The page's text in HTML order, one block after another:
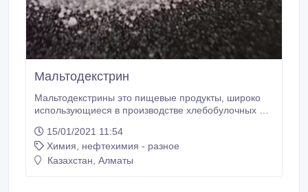
Мальтодекстрин
Мальтодекстрины это пищевые продукты, широко
использующиеся в производстве хлебобулочных и
соусов, продуктов быстрого приготовления, в
производстве напитков, в молочной
промышленности, при изготовлении мороженого, в
15/01/2021 11:54
Химия, нефтехимия - разное
Казахстан, Алматы